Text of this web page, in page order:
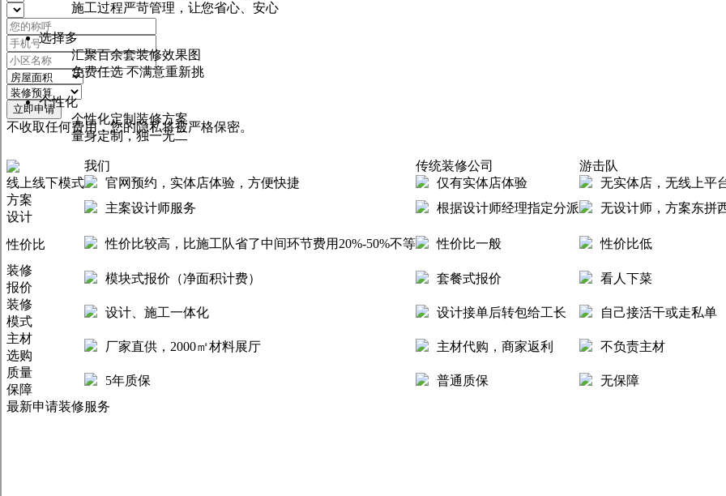
立即申请
不收取任何费用，您的隐私将被严格保密。
施工过程严苛管理，让您省心、安心
选择多
汇聚百余套装修效果图
免费任选 不满意重新挑
个性化
个性化定制装修方案
量身定制，独一无二
我们 传统装修公司
游击队
线上线下模式
官网预约，实体店体验，方便快捷 仅有实体店体验
无实体店，无线上平
方案
设计
主案设计师服务 根据设计师经理指定分派 无设计师，方案东拼
性价比 性价比较高，比施工队省了中间环节费用20%-50%不等 性价比一般
性价比低
装修
报价
模块式报价（净面积计费） 套餐式报价
看人下菜
装修
模式
设计、施工一体化 设计接单后转包给工长
自己接活干或走私单
主材
选购
厂家直供，2000㎡材料展厅 主材代购，商家返利
不负责主材
质量
保障
5年质保 普通质保
无保障
最新申请装修服务